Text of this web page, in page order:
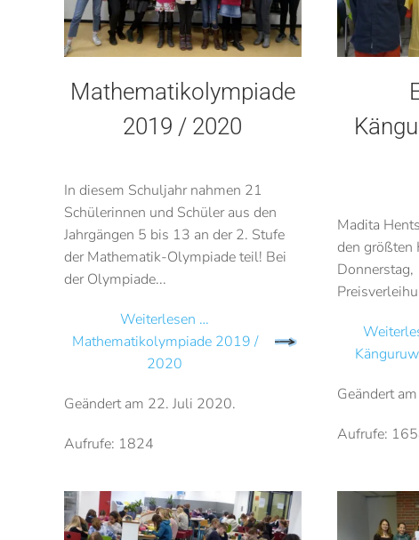
Mathematikolympiade
2019 / 2020
In diesem Schuljahr nahmen 21
Schülerinnen und Schüler aus den
Jahrgängen 5 bis 13 an der 2. Stufe
der Mathematik-Olympiade teil! Bei
der Olympiade...
Weiterlesen …
Mathematikolympiade 2019 /
2020
Geändert am 22. Juli 2020.
Aufrufe: 1824
Madita
den größten
Geändert am
Aufrufe: